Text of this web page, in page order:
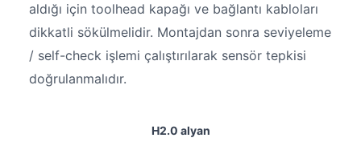
aldığı için toolhead kapağı ve bağlantı kabloları
dikkatli sökülmelidir. Montajdan sonra seviyeleme
/ self-check işlemi çalıştırılarak sensör tepkisi
doğrulanmalıdır.
H2.0 alyan